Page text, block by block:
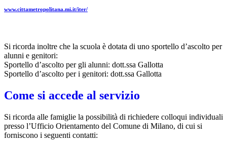
www.cittametropolitana.mi.it/iter/
Si ricorda inoltre che la scuola è dotata di uno sportello d’ascolto per
alunni e genitori:
Sportello d’ascolto per gli alunni: dott.ssa Gallotta
Sportello d’ascolto per i genitori: dott.ssa Gallotta
Come si accede al servizio
Si ricorda alle famiglie la possibilità di richiedere colloqui individuali
presso l’Ufficio Orientamento del Comune di Milano, di cui si
forniscono i seguenti contatti: